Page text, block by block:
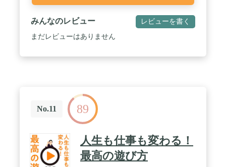
みんなのレビュー レビューを書く
まだレビューはありません
No.11 89
人生も仕事も変わる！
最高の遊び方